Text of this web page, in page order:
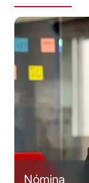
Nómina